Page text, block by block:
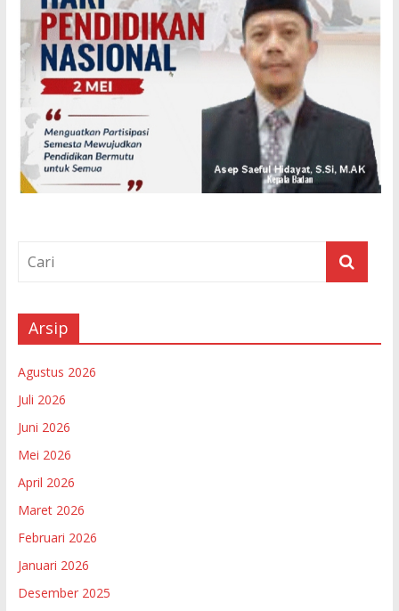
Arsip
Agustus 2026
Juli 2026
Juni 2026
Mei 2026
April 2026
Maret 2026
Februari 2026
Januari 2026
Desember 2025